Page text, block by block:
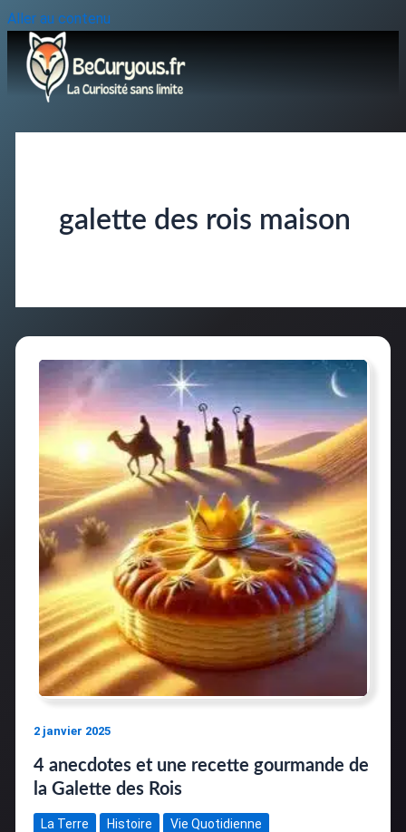
Aller au contenu
galette des rois maison
2 janvier 2025
4 anecdotes et une recette gourmande de
la Galette des Rois
La Terre Histoire Vie Quotidienne